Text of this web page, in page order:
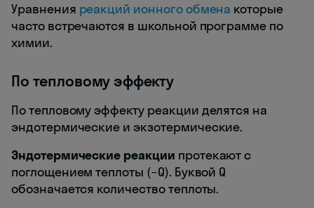
Уравнения реакций ионного обмена которые
часто встречаются в школьной программе по
химии.
По тепловому эффекту
По тепловому эффекту реакции делятся на
эндотермические и экзотермические.
Эндотермические реакции протекают с
поглощением теплоты (−Q). Буквой Q
обозначается количество теплоты.